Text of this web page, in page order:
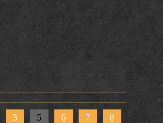
3 5 6 7 8